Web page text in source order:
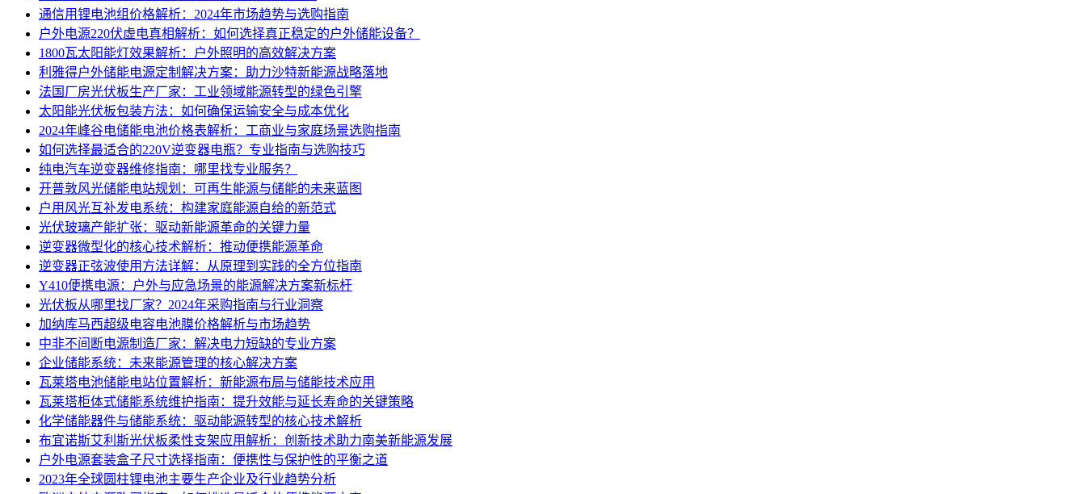
通信用锂电池组价格解析：2024年市场趋势与选购指南
户外电源220伏虚电真相解析：如何选择真正稳定的户外储能设备？
1800瓦太阳能灯效果解析：户外照明的高效解决方案
利雅得户外储能电源定制解决方案：助力沙特新能源战略落地
法国厂房光伏板生产厂家：工业领域能源转型的绿色引擎
太阳能光伏板包装方法：如何确保运输安全与成本优化
2024年峰谷电储能电池价格表解析：工商业与家庭场景选购指南
如何选择最适合的220V逆变器电瓶？专业指南与选购技巧
纯电汽车逆变器维修指南：哪里找专业服务？
开普敦风光储能电站规划：可再生能源与储能的未来蓝图
户用风光互补发电系统：构建家庭能源自给的新范式
光伏玻璃产能扩张：驱动新能源革命的关键力量
逆变器微型化的核心技术解析：推动便携能源革命
逆变器正弦波使用方法详解：从原理到实践的全方位指南
Y410便携电源：户外与应急场景的能源解决方案新标杆
光伏板从哪里找厂家？2024年采购指南与行业洞察
加纳库马西超级电容电池膜价格解析与市场趋势
中非不间断电源制造厂家：解决电力短缺的专业方案
企业储能系统：未来能源管理的核心解决方案
瓦莱塔电池储能电站位置解析：新能源布局与储能技术应用
瓦莱塔柜体式储能系统维护指南：提升效能与延长寿命的关键策略
化学储能器件与储能系统：驱动能源转型的核心技术解析
布宜诺斯艾利斯光伏板柔性支架应用解析：创新技术助力南美新能源发展
户外电源套装盒子尺寸选择指南：便携性与保护性的平衡之道
2023年全球圆柱锂电池主要生产企业及行业趋势分析